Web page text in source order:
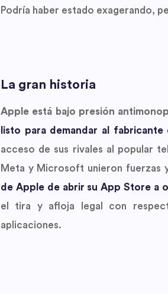
Podría haber estado exagerando,
La gran historia
Apple está bajo presión
listo para demandar al fabricante
acceso de sus rivales al popular
Meta y Microsoft unieron fuerzas
de Apple de abrir su App Store a
el tira y afloja legal con
aplicaciones.